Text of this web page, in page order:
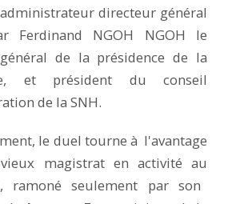
directeur général
Ferdinand NGOH NGOH le
de la présidence de la
et président du conseil
de la SNH.
le duel tourne à l'avantage
magistrat en activité au
, ramoné seulement par son